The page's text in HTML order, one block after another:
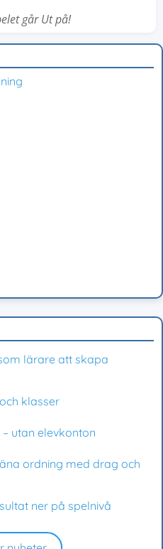
går Ut på!
lärare att skapa
klasser
utan elevkonton
ordning med drag och
ner på spelnivå